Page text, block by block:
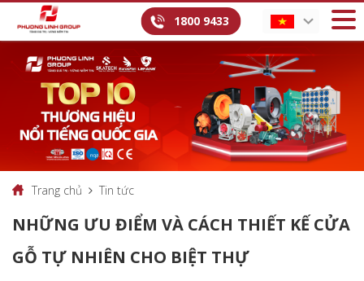
1800 9433
Trang chủ Tin tức
NHỮNG ƯU ĐIỂM VÀ CÁCH THIẾT KẾ CỬA
GỖ TỰ NHIÊN CHO BIỆT THỰ